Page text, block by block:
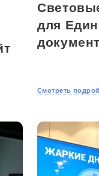
для
Смотреть